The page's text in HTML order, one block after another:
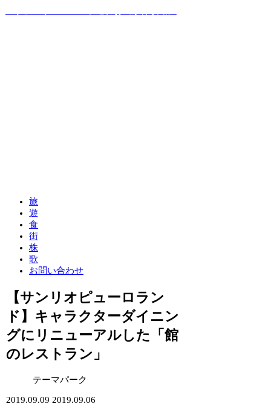
旅
遊
食
街
株
歌
お問い合わせ
【サンリオピューロラン
ド】キャラクターダイニン
グにリニューアルした「館
のレストラン」
テーマパーク
2019.09.09 2019.09.06